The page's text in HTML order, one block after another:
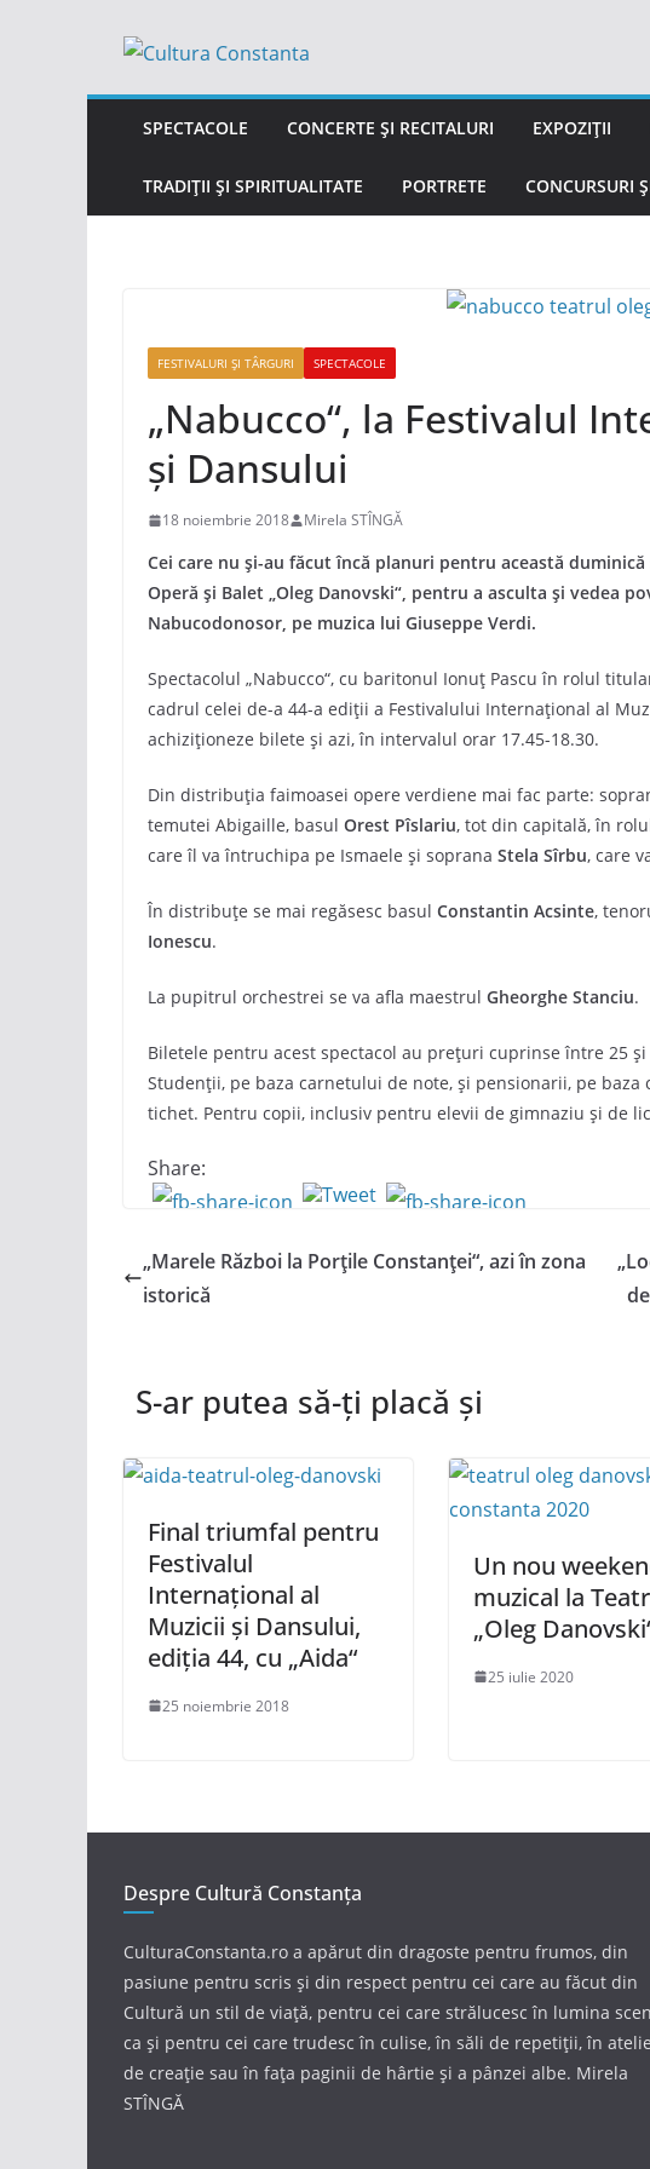
conținut
SPECTACOLE CONCERTE ȘI RECITALURI EXPOZIȚII
TRADIȚII ȘI SPIRITUALITATE PORTRETE CONCURSURI
FESTIVALURI ȘI TÂRGURI SPECTACOLE
„Nabucco“, la Festivalul
și Dansului
18 noiembrie 2018 Mirela STÎNGĂ
Cei care nu și-au făcut încă planuri pentru această
Operă și Balet „Oleg Danovski“, pentru a asculta și vedea
Nabucodonosor, pe muzica lui Giuseppe Verdi.
Spectacolul „Nabucco“, cu baritonul Ionuț Pascu în rolul
cadrul celei de-a 44-a ediții a Festivalului Internațional al
achiziționeze bilete și azi, în intervalul orar 17.45-18.30.
Din distribuția faimoasei opere verdiene mai fac parte:
temutei Abigaille, basul Orest Pîslariu, tot din capitală, în
care îl va întruchipa pe Ismaele și soprana Stela Sîrbu, care
În distribuțe se mai regăsesc basul Constantin Acsinte,
Ionescu.
La pupitrul orchestrei se va afla maestrul Gheorghe Stanciu.
Biletele pentru acest spectacol au prețuri cuprinse între 25
Studenții, pe baza carnetului de note, și pensionarii, pe
tichet. Pentru copii, inclusiv pentru elevii de gimnaziu și de
Share:
„Marele Război la Porțile Constanței“, azi în zona
istorică
S-ar putea să-ți placă și
Final triumfal pentru
Festivalul
Internațional al
Muzicii și Dansului,
ediția 44, cu „Aida“
25 noiembrie 2018
Un nou
muzical la
„Oleg
25 iulie 2020
Despre Cultură Constanța
CulturaConstanta.ro a apărut din dragoste pentru frumos, din
pasiune pentru scris și din respect pentru cei care au făcut din
Cultură un stil de viață, pentru cei care strălucesc în lumina
ca și pentru cei care trudesc în culise, în săli de repetiții, în
de creație sau în fața paginii de hârtie și a pânzei albe. Mirela
STÎNGĂ